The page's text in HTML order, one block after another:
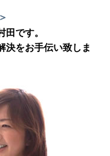
です。
決をお手伝い致しま